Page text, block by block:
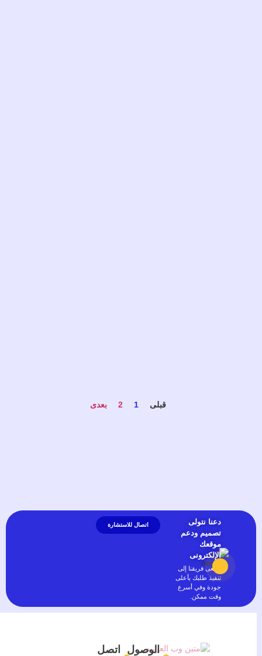
قبلی بعدی
دعنا نتولى
تصميم ودعم
موقعك
الإلكترونى
يسعى فريقنا إلى
تنفيذ طلبك بأعلى
جودة وفي أسرع
وقت ممكن.
اتصال للاستشارة
الوصول
اتصل